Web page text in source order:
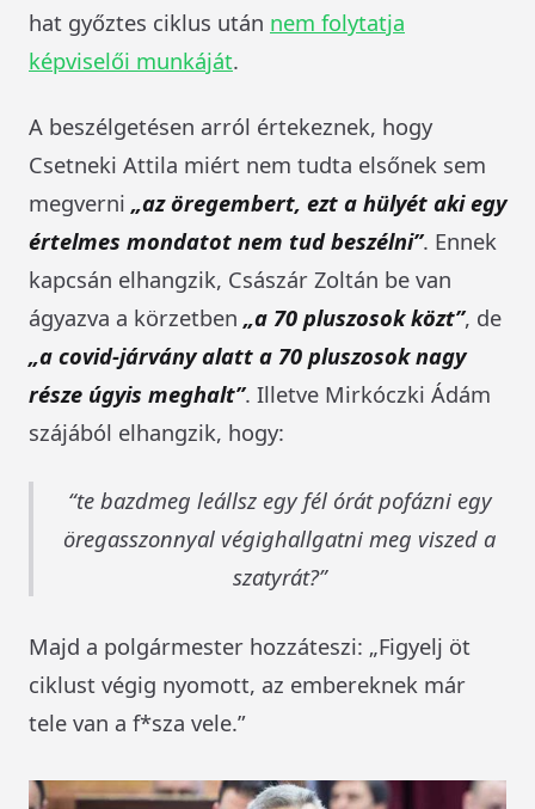
hat győztes ciklus után nem folytatja
képviselői munkáját.
A beszélgetésen arról értekeznek, hogy
Csetneki Attila miért nem tudta elsőnek sem
megverni „az öregembert, ezt a hülyét aki egy
értelmes mondatot nem tud beszélni”. Ennek
kapcsán elhangzik, Császár Zoltán be van
ágyazva a körzetben „a 70 pluszosok közt”, de
„a covid-járvány alatt a 70 pluszosok nagy
része úgyis meghalt”. Illetve Mirkóczki Ádám
szájából elhangzik, hogy:
te bazdmeg leállsz egy fél órát pofázni egy
öregasszonnyal végighallgatni meg viszed a
szatyrát?
Majd a polgármester hozzáteszi: „Figyelj öt
ciklust végig nyomott, az embereknek már
tele van a f*sza vele.”